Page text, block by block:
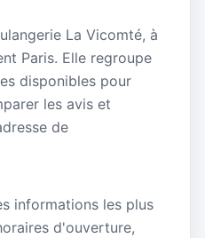
La Vicomté, à
Paris. Elle regroupe
disponibles pour
les avis et
de
informations les plus
d'ouverture,